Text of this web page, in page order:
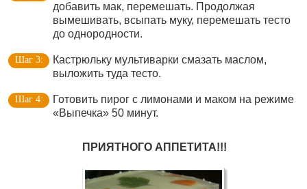
добавить мак, перемешать. Продолжая
вымешивать, всыпать муку, перемешать тесто
до однородности.
Кастрюльку мультиварки смазать маслом,
выложить туда тесто.
Готовить пирог с лимонами и маком на режиме
«Выпечка» 50 минут.
ПРИЯТНОГО АППЕТИТА!!!